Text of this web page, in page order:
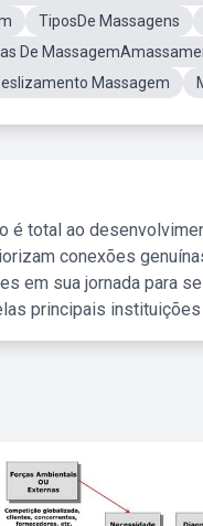
TiposDe Massagens
De
Massagem
é total ao
conexões
em sua jornada para
principais